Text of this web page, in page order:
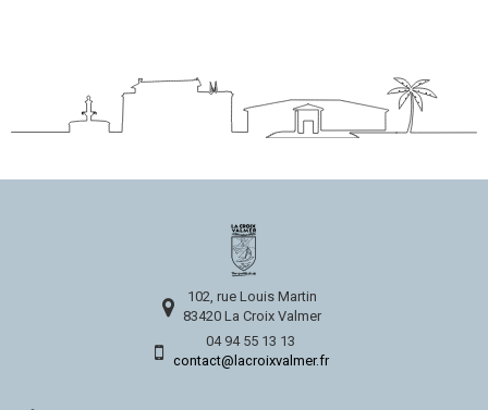
102, rue Louis Martin
83420 La Croix Valmer
04 94 55 13 13
contact@lacroixvalmer.fr